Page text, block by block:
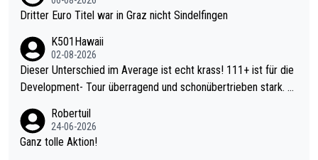
Dritter Euro Titel war in Graz nicht Sindelfingen
K501Hawaii
02-08-2026
Dieser Unterschied im Average ist echt krass! 111+ ist für die
Development- Tour überragend und schonübertrieben stark. U
mal 40+ erst recht. Da gewinnst keinen Blumentopf - ist ja noc
h krasser wie ein Pokalspiel eines Kreisligisten vs einem Bund
Robertuil
24-06-2026
Ganz tolle Aktion!